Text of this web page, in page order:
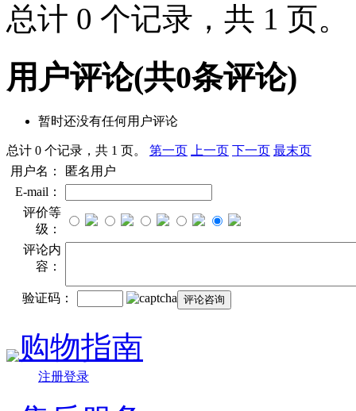
总计 0 个记录，共 1 页。
用户评论(共0条评论)
暂时还没有任何用户评论
总计 0 个记录，共 1 页。 第一页 上一页 下一页 最末页
用户名：
匿名用户
E-mail：
评价等
级：
评论内
容：
验证码：
购物指南
注册登录